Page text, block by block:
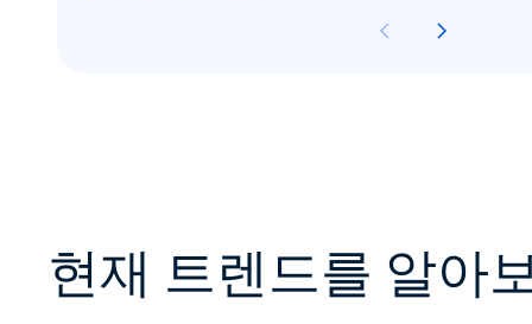
현재 트렌드를 알아